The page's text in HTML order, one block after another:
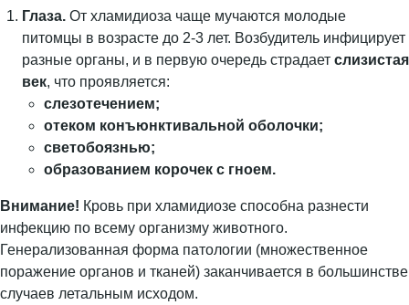
Глаза. От хламидиоза чаще мучаются молодые
питомцы в возрасте до 2-3 лет. Возбудитель инфицирует
разные органы, и в первую очередь страдает слизистая
век, что проявляется:
слезотечением;
отеком конъюнктивальной оболочки;
светобоязнью;
образованием корочек с гноем.
Внимание! Кровь при хламидиозе способна разнести
инфекцию по всему организму животного.
Генерализованная форма патологии (множественное
поражение органов и тканей) заканчивается в большинстве
случаев летальным исходом.